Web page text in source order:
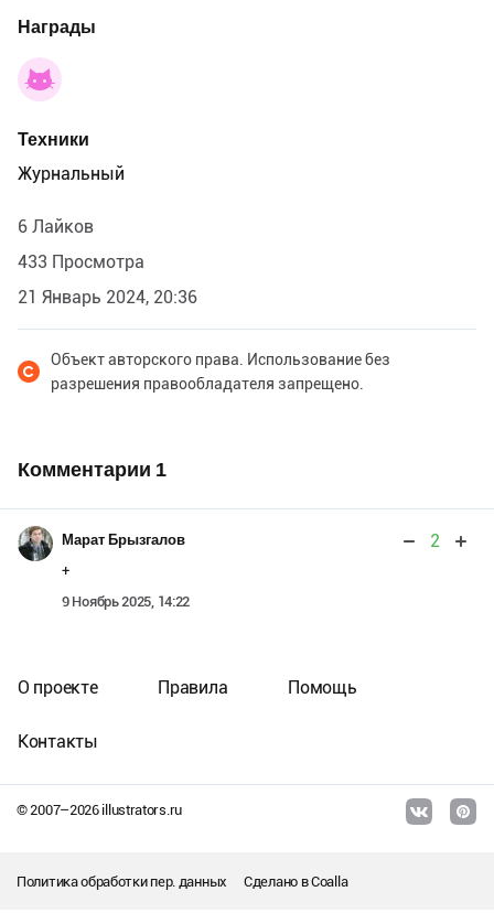
Награды
Техники
Журнальный
6 Лайков
433 Просмотра
21 Январь 2024, 20:36
Объект авторского права. Использование без
разрешения правообладателя запрещено.
Комментарии 1
Марат Брызгалов 2
+
9 Ноябрь 2025, 14:22
© 2007–2026illustrators.ru
О проекте Правила Помощь
Контакты
Политика обработки пер. данных Сделано вCoalla